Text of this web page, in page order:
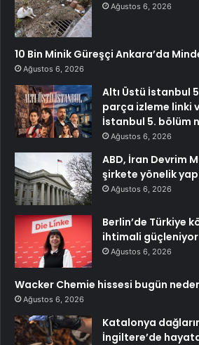
Ağustos 6, 2026
10 Bin Minik Güreşçi Ankara’da
Ağustos 6, 2026
Altı Üstü İstanbul
parça izleme linki
İstanbul 5. bölüm
Ağustos 6, 2026
ABD, İran Devrim
şirkete yönelik
Ağustos 6, 2026
Berlin’de Türkiye
ihtimali güçleniyor
Ağustos 6, 2026
Wacker Chemie hissesi bugün
Ağustos 6, 2026
Katalonya
İngiltere’de